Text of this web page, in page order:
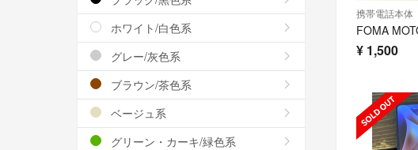
携帯電話本体
¥ 1,500
ホワイト/白色系
グレー/灰色系
ブラウン/茶色系
ベージュ系
グリーン・カーキ/緑色系